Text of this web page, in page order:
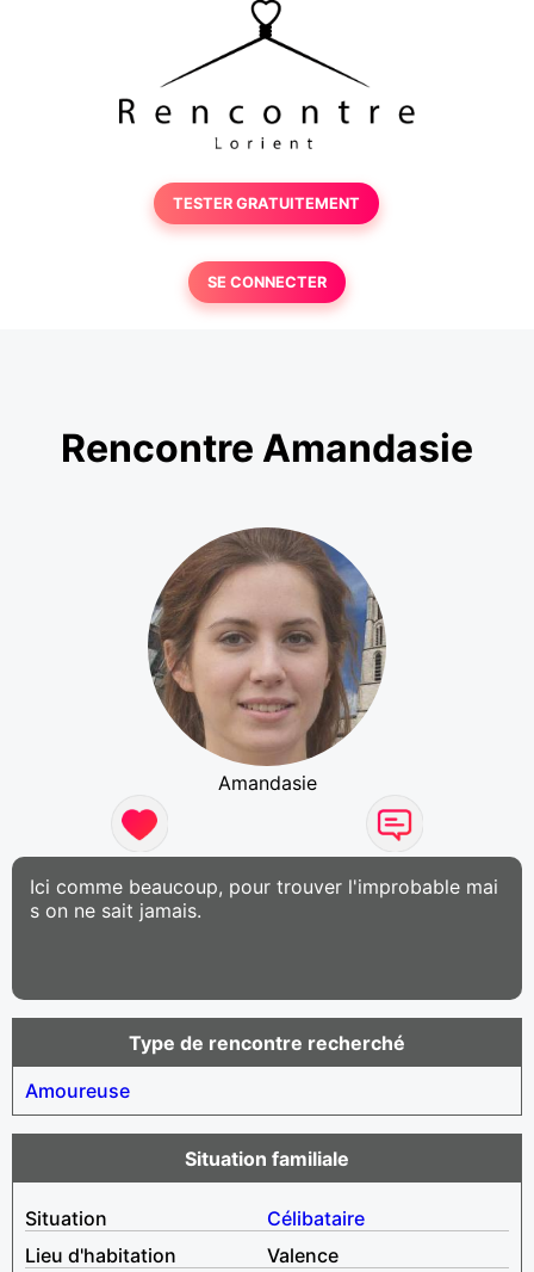
TESTER GRATUITEMENT
SE CONNECTER
Rencontre Amandasie
Amandasie
Ici comme beaucoup, pour trouver l'improbable mai
s on ne sait jamais.
Type de rencontre recherché
Amoureuse
Situation familiale
Situation
Célibataire
Lieu d'habitation
Valence